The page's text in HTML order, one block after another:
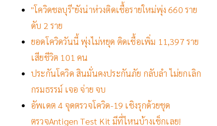
"โควิดชลบุรี"ยังน่าห่วงติดเชื้อรายใหม่พุ่ง 660 ราย
ดับ 2 ราย
ยอดโควิดวันนี้ พุ่งไม่หยุด ติดเชื้อเพิ่ม 11,397 ราย
เสียชีวิต 101 คน
ประกันโควิด สินมั่นคงประกันภัย กลับลำ ไม่ยกเลิก
กรมธรรม์ เจอ จ่าย จบ
อัพเดต 4 จุดตรวจโควิด-19 เชิงรุกด้วยชุด
ตรวจAntigen Test Kit มีที่ไหนบ้างเช็กเลย!